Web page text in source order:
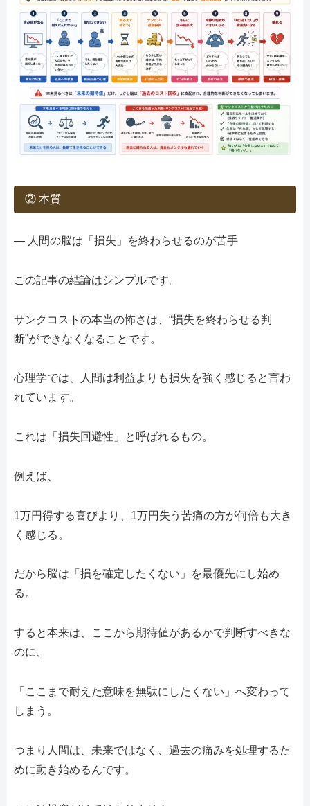
② 本質
― 人間の脳は「損失」を終わらせるのが苦手
この記事の結論はシンプルです。
サンクコストの本当の怖さは、“損失を終わらせる判
断”ができなくなることです。
心理学では、人間は利益よりも損失を強く感じると言わ
れています。
これは「損失回避性」と呼ばれるもの。
例えば、
1万円得する喜びより、1万円失う苦痛の方が何倍も大き
く感じる。
だから脳は「損を確定したくない」を最優先にし始め
る。
すると本来は、ここから期待値があるかで判断すべきな
のに、
「ここまで耐えた意味を無駄にしたくない」へ変わって
しまう。
つまり人間は、未来ではなく、過去の痛みを処理するた
めに動き始めるんです。